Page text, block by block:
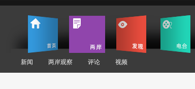
新闻 两岸观察 评论 视频